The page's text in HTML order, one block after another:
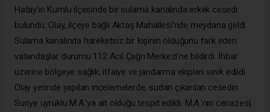
Hatay’ın Kumlu ilçesinde bir sulama kanalında erkek cesedi
bulundu. Olay, ilçeye bağlı Aktaş Mahallesi’nde meydana geldi.
Sulama kanalında hareketsiz bir kişinin olduğunu fark eden
vatandaşlar durumu 112 Acil Çağrı Merkezi’ne bildirdi. İhbar
üzerine bölgeye sağlık, itfaiye ve jandarma ekipleri sevk edildi.
Olay yerinde yapılan incelemelerde, sudan çıkarılan cesedin
Suriye uyruklu M.A.’ya ait olduğu tespit edildi. M.A.’nın cenazesi,